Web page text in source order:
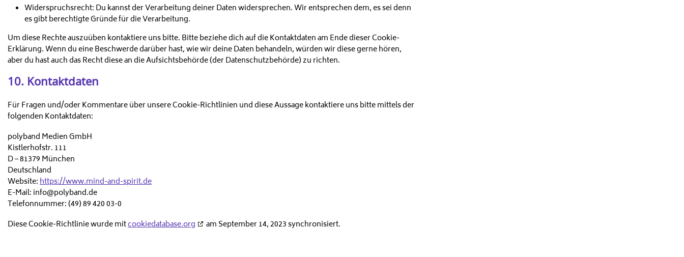
Widerspruchsrecht: Du kannst der Verarbeitung deiner Daten widersprechen. Wir entsprechen dem, es sei denn
es gibt berechtigte Gründe für die Verarbeitung.
Um diese Rechte auszuüben kontaktiere uns bitte. Bitte beziehe dich auf die Kontaktdaten am Ende dieser Cookie-
Erklärung. Wenn du eine Beschwerde darüber hast, wie wir deine Daten behandeln, würden wir diese gerne hören,
aber du hast auch das Recht diese an die Aufsichtsbehörde (der Datenschutzbehörde) zu richten.
10. Kontaktdaten
Für Fragen und/oder Kommentare über unsere Cookie-Richtlinien und diese Aussage kontaktiere uns bitte mittels der
folgenden Kontaktdaten:
polyband Medien GmbH
Kistlerhofstr. 111
D – 81379 München
Deutschland
Website:https://www.mind-and-spirit.de
E-Mail: ed.dnabylop@ofni
Telefonnummer: (49) 89 420 03-0
Diese Cookie-Richtlinie wurde mitcookiedatabase.org am September 14, 2023 synchronisiert.